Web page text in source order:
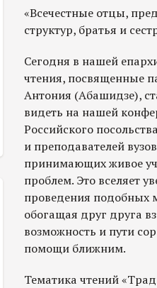
«Всечестные отцы,
структур, братья и
Сегодня в нашей
чтения, посвященные
Антония (Абашидзе),
видеть на нашей
Российского
и преподавателей
принимающих живое
проблем. Это вселяет
проведения подобных
обогащая друг друга
возможность и пути
помощи ближним.
Тематика чтений